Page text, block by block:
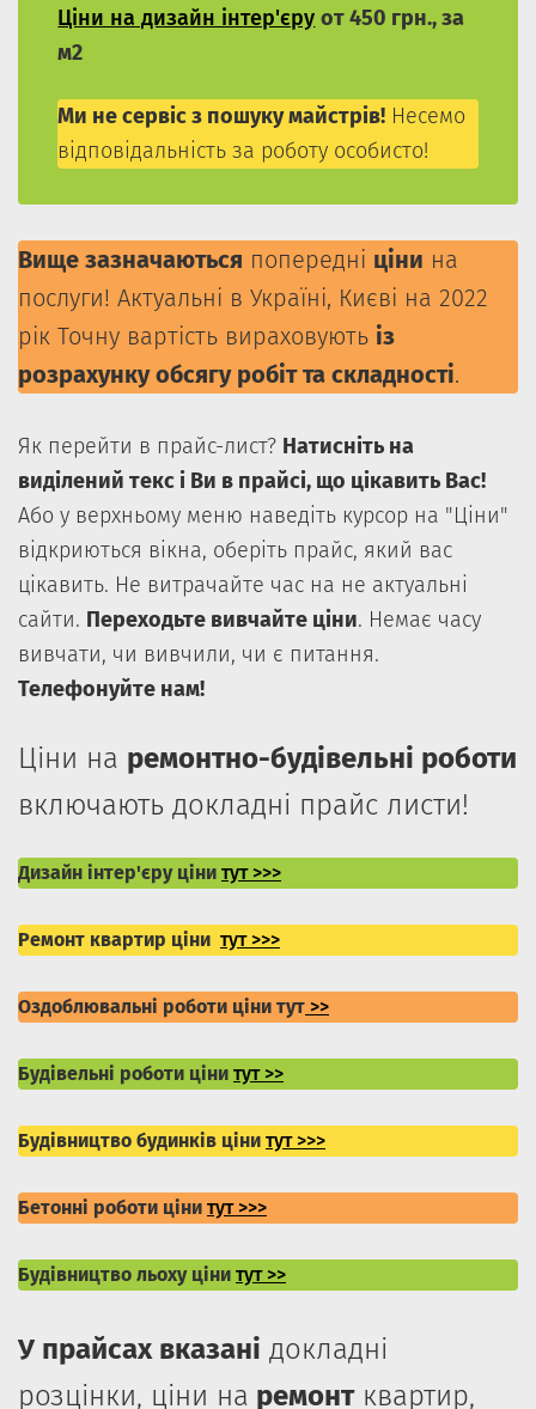
Ціни на дизайн інтер'єру от 450 грн., за
м2
Ми не сервіс з пошуку майстрів! Несемо
відповідальність за роботу особисто!
Вище зазначаються попередні ціни на
послуги! Актуальні в Україні, Києві на 2022
рік Точну вартість вираховують із
розрахунку обсягу робіт та складності.
Як перейти в прайс-лист? Натисніть на
виділений текс і Ви в прайсі, що цікавить Вас!
Або у верхньому меню наведіть курсор на "Ціни"
відкриються вікна, оберіть прайс, який вас
цікавить. Не витрачайте час на не актуальні
сайти. Переходьте вивчайте ціни. Немає часу
вивчати, чи вивчили, чи є питання.
Телефонуйте нам!
Ціни на ремонтно-будівельні роботи
включають докладні прайс листи!
Дизайн інтер'єру ціни тут >>>
Ремонт квартир ціни тут>>>
Оздоблювальні роботи ціни тут >>
Будівельні роботи ціни тут >>
Будівництво будинків ціни тут >>>
Бетонні роботи ціни тут >>>
Будівництво льоху ціни тут >>
У прайсах вказані докладні
розцінки, ціни на ремонтквартир,